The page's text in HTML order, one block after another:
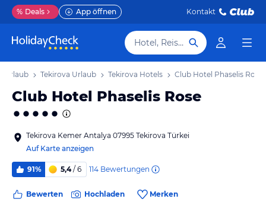
% Deals App öffnen Kontakt
Hotel, Reiseziel
Urlaub Tekirova Urlaub Tekirova Hotels Club Hotel Phaselis Rose
Club Hotel Phaselis Rose
Tekirova Kemer Antalya 07995 Tekirova Türkei
Auf Karte anzeigen
91% 5,4/ 6 114 Bewertungen
Bewerten Hochladen Merken